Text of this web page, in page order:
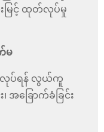
ြင့် ထုတ်လုပ်မှု
မ
လုပ်ရန် လွယ်ကူ
အခြောက်ခံခြင်း